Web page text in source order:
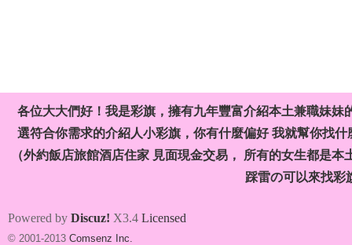
各位大大們好！我是彩旗，擁有九年豐富介紹本土兼職妹
選符合你需求的介紹人小彩旗，你有什麼偏好 我就幫你找
（外約飯店旅館酒店住家 見面現金交易， 所有的女生都是
踩雷の可以來找彩
Powered by Discuz! X3.4 Licensed
© 2001-2013 Comsenz Inc.